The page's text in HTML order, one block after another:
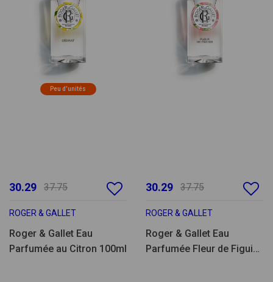
Peu d'unités
30.29 37.75
ROGER & GALLET
Roger & Gallet Eau
Parfumée au Citron 100ml
30.29 37.75
ROGER & GALLET
Roger & Gallet Eau
Parfumée Fleur de Figuier